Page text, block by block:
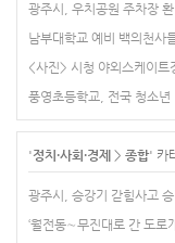
광주시, 우치공원 주차장
남부대학교 예비 백의천사
<사진> 시청 야외스케이
풍영초등학교, 전국 청소
'정치·사회·경제 > 종합' 카
광주시, 승강기 갇힘사고 승
‘월전동∼무진대로 간 도로